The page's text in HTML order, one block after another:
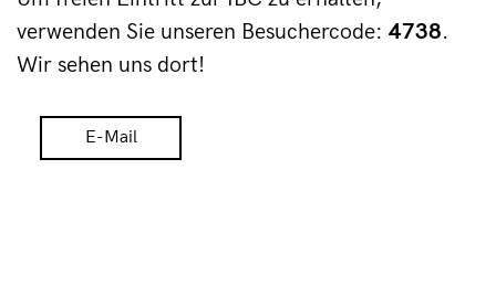
E-Mail
verwenden Sie unseren Besuchercode: 4738.
Wir sehen uns dort!